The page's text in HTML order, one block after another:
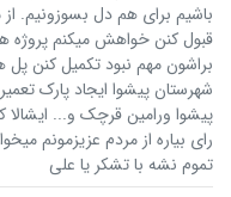
باشیم برای هم دل بسوزونیم.
قبول کنن خواهش میکنم پروژه
براشون مهم نبود تکمیل کنن پل
شهرستان پیشوا ایجاد پارک
پیشوا ورامین قرچک و... ایشالا
رای بیاره از مردم عزیزمونم
تموم نشه با تشکر یا علی